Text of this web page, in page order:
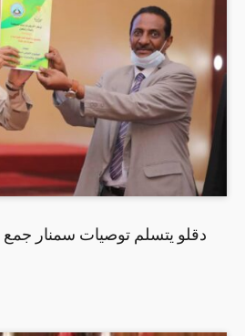
دقلو يتسلم توصيات سمنار جمع